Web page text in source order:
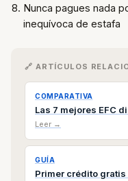
Nunca pagues nada
inequívoca de estafa
🔗 ARTÍCULOS
COMPARATIVA
Las 7 mejores EFC
Leer →
GUÍA
Primer crédito gratis